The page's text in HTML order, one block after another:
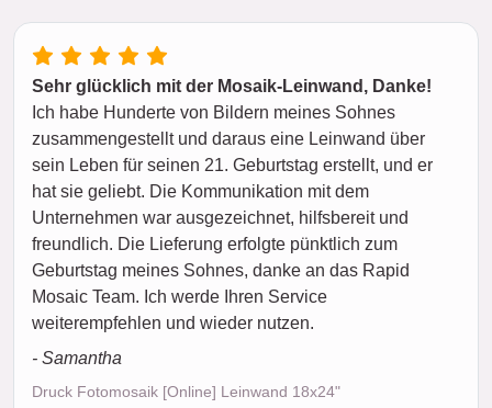
Sehr glücklich mit der Mosaik-Leinwand, Danke!
Ich habe Hunderte von Bildern meines Sohnes
zusammengestellt und daraus eine Leinwand über
sein Leben für seinen 21. Geburtstag erstellt, und er
hat sie geliebt. Die Kommunikation mit dem
Unternehmen war ausgezeichnet, hilfsbereit und
freundlich. Die Lieferung erfolgte pünktlich zum
Geburtstag meines Sohnes, danke an das Rapid
Mosaic Team. Ich werde Ihren Service
weiterempfehlen und wieder nutzen.
- Samantha
Druck Fotomosaik [Online] Leinwand 18x24"